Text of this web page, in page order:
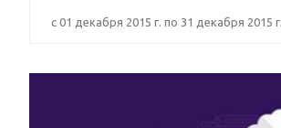
c 01 декабря 2015 г. по 31 декабря 2015 г.